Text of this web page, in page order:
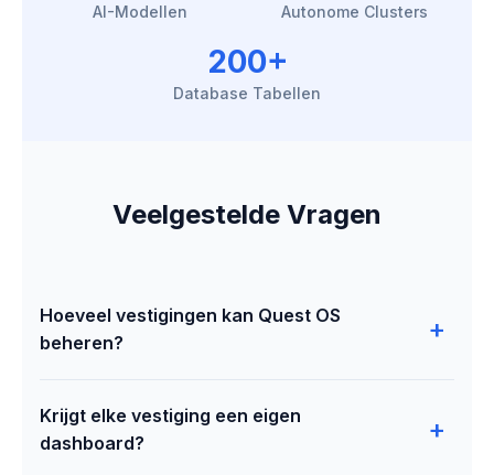
AI-Modellen Autonome Clusters
200+
Database Tabellen
Veelgestelde Vragen
Hoeveel vestigingen kan Quest OS
beheren?
+
moeiteloos te schalen van 2 tot 1.000+ vestigingen.
Elke locatie wordt automatisch geïsoleerd met
Krijgt elke vestiging een eigen
dashboard?
+